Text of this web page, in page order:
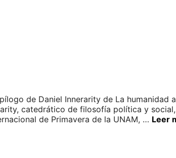
de Daniel Innerarity de La humanidad
catedrático de filosofía política y
de Primavera de la UNAM, … Leer